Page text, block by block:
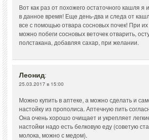
Вот как раз от похожего остаточного кашля я
в данное время! Еще день-два и следа от
все с помощью отвара сосновых почек! При их
можно побеги сосновых веточек отварить,
полстакана, добавляя сахар, при желании.
Леонид:
25.03.2017 в 15:00
Можно купить в аптеке, а можно сделать и
настойку из прополиса. Аптечную пить
Она очень хорошо очищает и укрепляет
настойки надо есть белковую еду (советую
молока, можно с медом).